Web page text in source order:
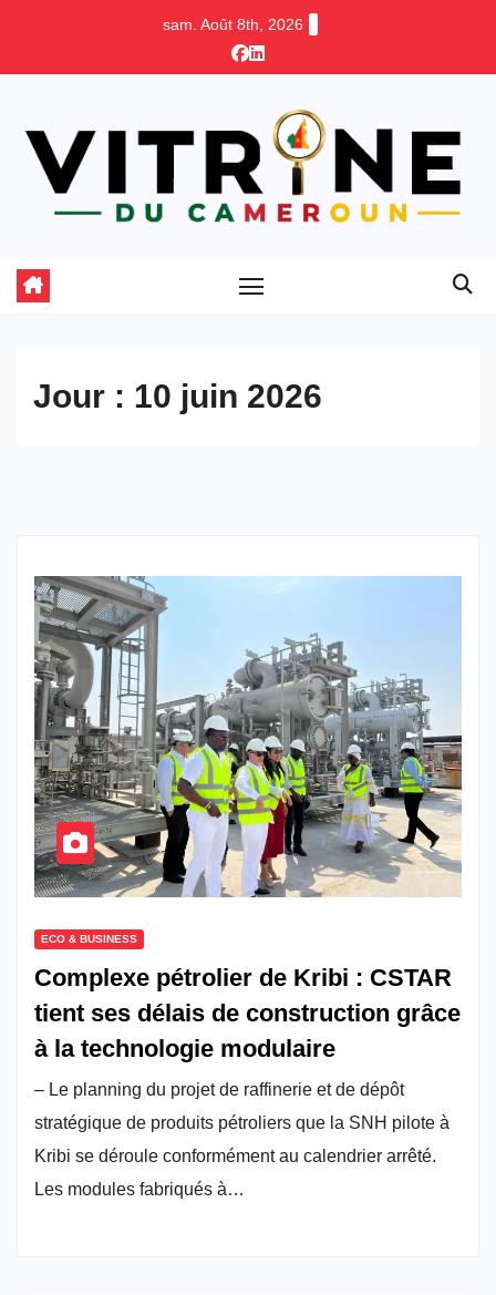
sam. Août 8th, 2026
Jour : 10 juin 2026
ECO & BUSINESS
Complexe pétrolier de Kribi : CSTAR
tient ses délais de construction grâce
à la technologie modulaire
– Le planning du projet de raffinerie et de dépôt
stratégique de produits pétroliers que la SNH pilote à
Kribi se déroule conformément au calendrier arrêté.
Les modules fabriqués à…